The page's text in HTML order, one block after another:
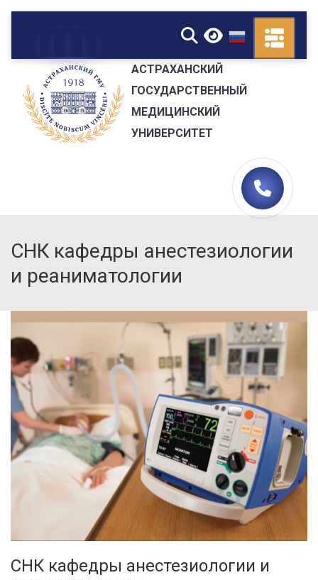
▼
АСТРАХАНСКИЙ
ГОСУДАРСТВЕННЫЙ
МЕДИЦИНСКИЙ
УНИВЕРСИТЕТ
СНК кафедры анестезиологии
и реаниматологии
СНК кафедры анестезиологии и